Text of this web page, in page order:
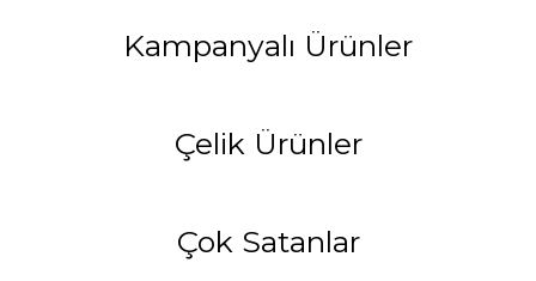
Kampanyalı Ürünler
Çelik Ürünler
Çok Satanlar